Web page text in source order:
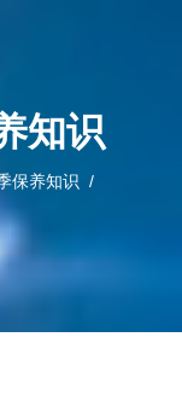
知识
保养知识